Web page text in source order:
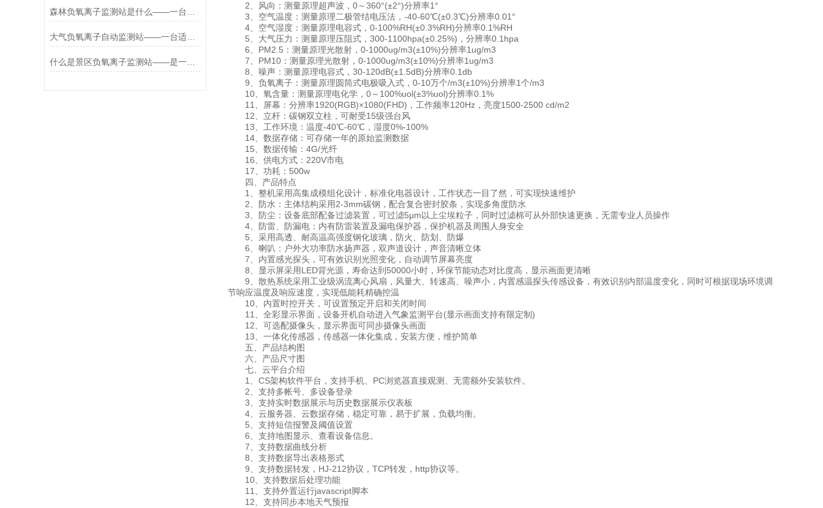
大气负氧离子自动监测站——一台适用于各大场景的大气负氧离子监测仪器*
什么是景区负氧离子监测站——是一家可以定制的负氧离子监测系统厂家/2024
2、风向：测量原理超声波，0～360°(±2°)分辨率1°
3、空气温度：测量原理二极管结电压法，-40-60℃(±0.3℃)分辨率0.01°
4、空气湿度：测量原理电容式，0-100%RH(±0.3%RH)分辨率0.1%RH
5、大气压力：测量原理压阻式，300-1100hpa(±0.25%)，分辨率0.1hpa
6、PM2.5：测量原理光散射，0-1000ug/m3(±10%)分辨率1ug/m3
7、PM10：测量原理光散射，0-1000ug/m3(±10%)分辨率1ug/m3
8、噪声：测量原理电容式，30-120dB(±1.5dB)分辨率0.1db
9、负氧离子：测量原理圆筒式电极吸入式，0-10万个/m3(±10%)分辨率1个/m3
10、氧含量：测量原理电化学，0～100%uol(±3%uol)分辨率0.1%
11、屏幕：分辨率1920(RGB)×1080(FHD)，工作频率120Hz，亮度1500-2500 cd/m2
12、立杆：碳钢双立柱，可耐受15级强台风
13、工作环境：温度-40℃-60℃，湿度0%-100%
14、数据存储：可存储一年的原始监测数据
15、数据传输：4G/光纤
16、供电方式：220V市电
17、功耗：500w
四、产品特点
1、整机采用高集成模组化设计，标准化电器设计，工作状态一目了然，可实现快速维护
2、防水：主体结构采用2-3mm碳钢，配合复合密封胶条，实现多角度防水
3、防尘：设备底部配备过滤装置，可过滤5μm以上尘埃粒子，同时过滤棉可从外部快速更换，无需专业人员操作
4、防雷、防漏电：内有防雷装置及漏电保护器，保护机器及周围人身安全
5、采用高透、耐高温高强度钢化玻璃，防火、防划、防爆
6、喇叭：户外大功率防水扬声器，双声道设计，声音清晰立体
7、内置感光探头，可有效识别光照变化，自动调节屏幕亮度
8、显示屏采用LED背光源，寿命达到50000小时，环保节能动态对比度高，显示画面更清晰
9、散热系统采用工业级涡流离心风扇，风量大、转速高、噪声小，内置感温探头传感设备，有效识别内部温度变化，同时可根据现场环境调
节响应温度及响应速度，实现低能耗精确控温
10、内置时控开关，可设置预定开启和关闭时间
11、全彩显示界面，设备开机自动进入气象监测平台(显示画面支持有限定制)
12、可选配摄像头，显示界面可同步摄像头画面
13、一体化传感器，传感器一体化集成，安装方便，维护简单
五、产品结构图
六、产品尺寸图
七、云平台介绍
1、CS架构软件平台，支持手机、PC浏览器直接观测、无需额外安装软件。
2、支持多帐号、多设备登录
3、支持实时数据展示与历史数据展示仪表板
4、云服务器、云数据存储，稳定可靠，易于扩展，负载均衡。
5、支持短信报警及阈值设置
6、支持地图显示、查看设备信息。
7、支持数据曲线分析
8、支持数据导出表格形式
9、支持数据转发，HJ-212协议，TCP转发，http协议等。
10、支持数据后处理功能
11、支持外置运行javascript脚本
12、支持同步本地天气预报